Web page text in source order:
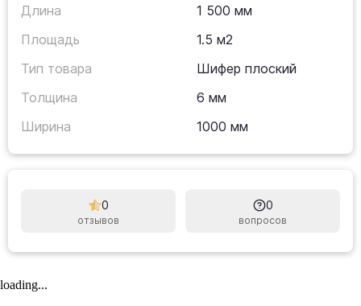
Длина
1 500 мм
Площадь
1.5 м2
Тип товара
Шифер плоский
Толщина
6 мм
Ширина
1000 мм
0
отзывов
0
вопросов
loading...